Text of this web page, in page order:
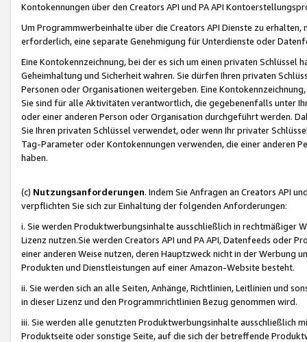
Kontokennungen über den Creators API und PA API
Um Programmwerbeinhalte über die Creators API Dienste zu
erforderlich, eine separate Genehmigung für Unterdienste oder
Eine Kontokennzeichnung, bei der es sich um einen privaten
Geheimhaltung und Sicherheit wahren. Sie dürfen Ihren privaten
Personen oder Organisationen weitergeben. Eine
Sie sind für alle Aktivitäten verantwortlich, die gegebenenfalls unter
oder einer anderen Person oder Organisation durchgeführt werden.
Sie Ihren privaten Schlüssel verwendet, oder wenn Ihr privater
Tag-Parameter oder Kontokennungen verwenden, die einer anderen
haben.
(c) Nutzungsanforderungen. Indem Sie Anfragen an Creators API
verpflichten Sie sich zur Einhaltung der folgenden Anforderungen:
i. Sie werden Produktwerbungsinhalte ausschließlich in rechtmäßiger
Lizenz nutzen.Sie werden Creators API und PA API, Datenfeeds oder
einer anderen Weise nutzen, deren Hauptzweck nicht in der Werbung
Produkten und Dienstleistungen auf einer Amazon-Website besteht.
ii. Sie werden sich an alle Seiten, Anhänge, Richtlinien, Leitlinien und
in dieser Lizenz und den Programmrichtlinien Bezug genommen wird.
iii. Sie werden alle genutzten Produktwerbungsinhalte ausschließlich
Produktseite oder sonstige Seite, auf die sich der betreffende